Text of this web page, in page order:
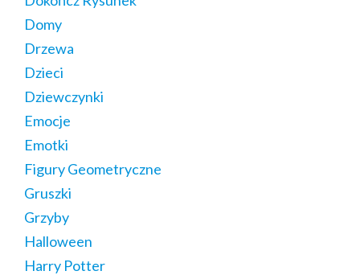
Domy
Drzewa
Dzieci
Dziewczynki
Emocje
Emotki
Figury Geometryczne
Gruszki
Grzyby
Halloween
Harry Potter